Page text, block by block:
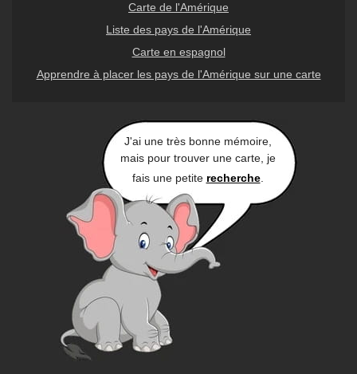
Carte de l'Amérique
Liste des pays de l'Amérique
Carte en espagnol
Apprendre à placer les pays de l'Amérique sur une carte
J'ai une très bonne mémoire,
mais pour trouver une carte, je
fais une petite recherche.